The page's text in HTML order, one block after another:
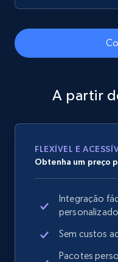
Google Shopping
more.
2.4K+
web using
URL, Product id,
Rating, Reviews
A partir
FLEXÍVEL E
Obtenha um preço
Integração
personalizado
Sem custos
Pacotes